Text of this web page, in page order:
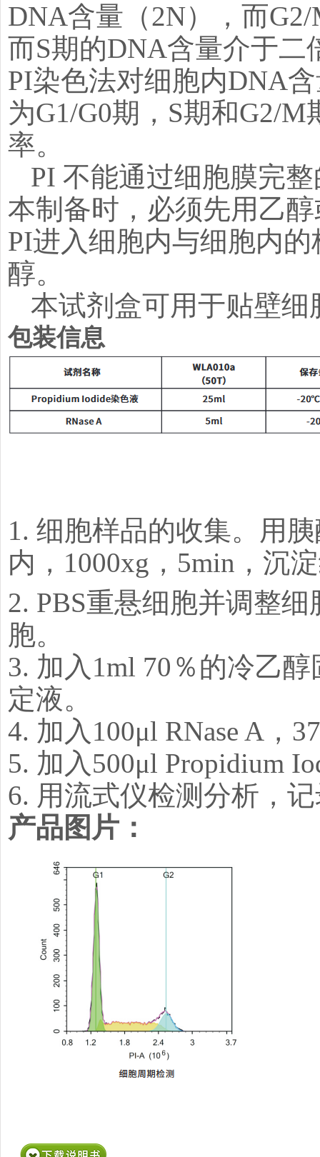
DNA含量（2N），而
而S期的DNA含量介于
PI染色法对细胞内DNA
为G1/G0期，S期和G2/
率。
PI 不能通过细胞膜完
本制备时，必须先用乙
PI进入细胞内与细胞内
醇。
本试剂盒可用于贴壁
包装信息
1. 细胞样品的收集。用
内，1000xg，5min，沉
2. PBS重悬细胞并调整细
胞。
3. 加入1ml 70％的冷乙
定液。
4. 加入100μl RNase A，
5. 加入500μl Propidium
6. 用流式仪检测分析，
产品图片：